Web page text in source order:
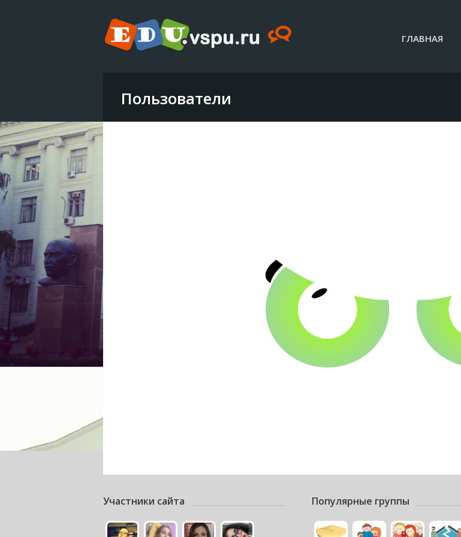
ГЛАВНАЯ
Пользователи
Участники сайта Популярные группы